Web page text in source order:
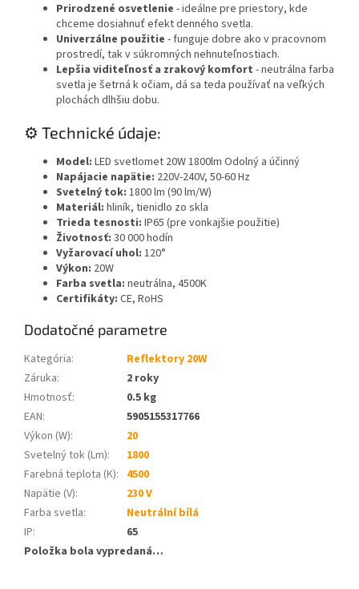
Prirodzené osvetlenie - ideálne pre priestory, kde
chceme dosiahnuť efekt denného svetla.
Univerzálne použitie - funguje dobre ako v pracovnom
prostredí, tak v súkromných nehnuteľnostiach.
Lepšia viditeľnosť a zrakový komfort - neutrálna farba
svetla je šetrná k očiam, dá sa teda používať na veľkých
plochách dlhšiu dobu.
⚙️ Technické údaje:
Model: LED svetlomet 20W 1800lm Odolný a účinný
Napájacie napätie: 220V-240V, 50-60 Hz
Svetelný tok: 1800 lm (90 lm/W)
Materiál: hliník, tienidlo zo skla
Trieda tesnosti: IP65 (pre vonkajšie použitie)
Životnosť: 30 000 hodín
Vyžarovací uhol: 120°
Výkon: 20W
Farba svetla: neutrálna, 4500K
Certifikáty: CE, RoHS
Dodatočné parametre
Kategória:
Reflektory 20W
Záruka:
2 roky
Hmotnosť:
0.5 kg
EAN:
5905155317766
Výkon (W):
20
Svetelný tok (Lm):
1800
Farebná teplota (K): 4500
Napätie (V):
230 V
Farba svetla:
Neutrální bílá
IP:
65
Položka bola vypredaná…